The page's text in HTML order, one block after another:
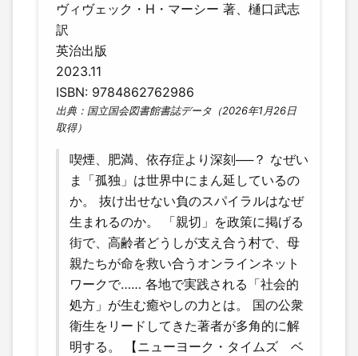
ヴィヴェック・H・マーシー 著、樋口武志
訳
英治出版
2023.11
ISBN: 9784862762986
出典：国立国会図書館書誌データ（2026年1月26日
取得）
喫煙、肥満、依存症より深刻──？ なぜい
ま「孤独」は世界中にまん延しているの
か。 抜け出せない負のスパイラルはなぜ
生まれるのか。 「親切」を政策に掲げる
街で、高齢者どうしが支え合う村で、母
親たちが命を救い合うオンラインネット
ワークで…… 各地で実践される「社会的
処方」が生む癒やしの力とは。 国の公衆
衛生をリードしてきた著者が多角的に解
明する。 【ニューヨーク・タイムズ ベ